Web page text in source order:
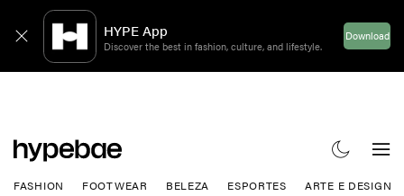
FASHION FOOTWEAR BELEZA ESPORTES ARTE E DESIGN